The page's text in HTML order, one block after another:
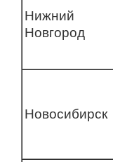
Нижний
Новгород
Новосибирск